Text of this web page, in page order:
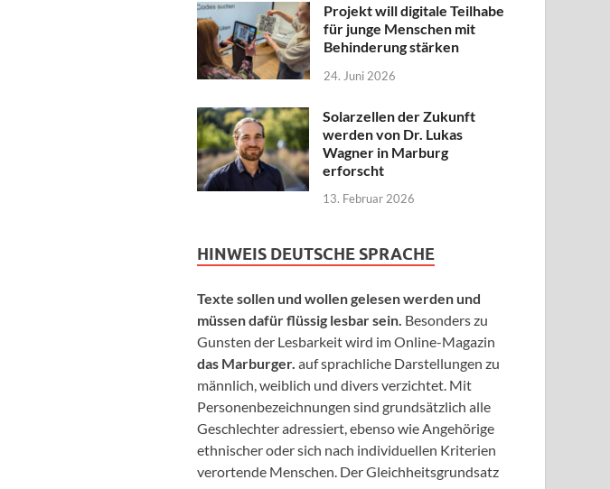
Projekt will digitale Teilhabe
für junge Menschen mit
Behinderung stärken
24. Juni 2026
Solarzellen der Zukunft
werden von Dr. Lukas
Wagner in Marburg
erforscht
13. Februar 2026
HINWEIS DEUTSCHE SPRACHE
Texte sollen und wollen gelesen werden und
müssen dafür flüssig lesbar sein. Besonders zu
Gunsten der Lesbarkeit wird im Online-Magazin
das Marburger. auf sprachliche Darstellungen zu
männlich, weiblich und divers verzichtet. Mit
Personenbezeichnungen sind grundsätzlich alle
Geschlechter adressiert, ebenso wie Angehörige
ethnischer oder sich nach individuellen Kriterien
verortende Menschen. Der Gleichheitsgrundsatz